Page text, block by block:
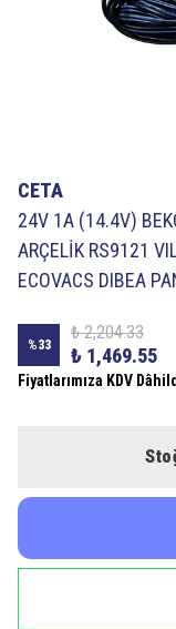
CETA
24V 1A (14.4V)
ARÇELİK RS9121
ECOVACS DIBEA
%33
₺ 2,204.33
₺ 1,469.55
Fiyatlarımıza KDV